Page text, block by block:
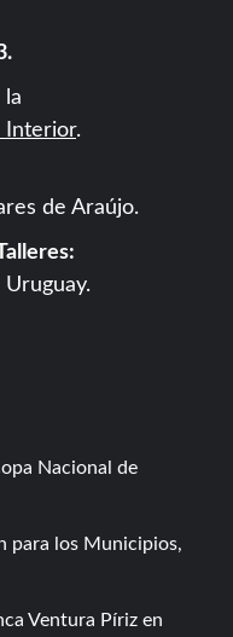
la
Interior.
de Araújo.
Nacional de
para los Municipios,
Ventura Píriz en